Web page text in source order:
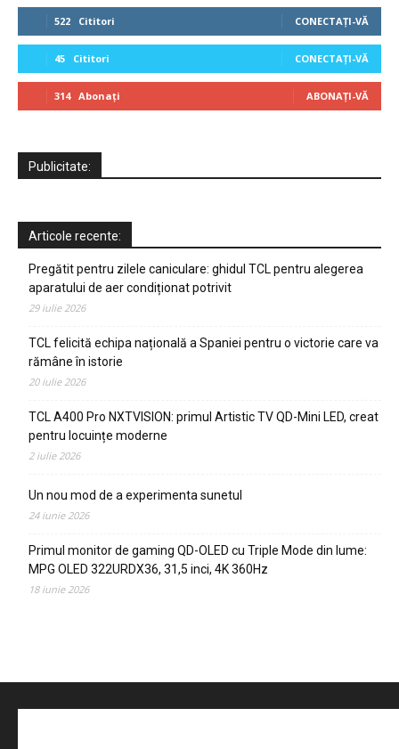
522 Cititori CONECTAȚI-VĂ
45 Cititori CONECTAȚI-VĂ
314 Abonați ABONAȚI-VĂ
Publicitate:
Articole recente:
Pregătit pentru zilele caniculare: ghidul TCL pentru alegerea
aparatului de aer condiționat potrivit
29 iulie 2026
TCL felicită echipa națională a Spaniei pentru o victorie care va
rămâne în istorie
20 iulie 2026
TCL A400 Pro NXTVISION: primul Artistic TV QD-Mini LED, creat
pentru locuințe moderne
2 iulie 2026
Un nou mod de a experimenta sunetul
24 iunie 2026
Primul monitor de gaming QD-OLED cu Triple Mode din lume:
MPG OLED 322URDX36, 31,5 inci, 4K 360Hz
18 iunie 2026